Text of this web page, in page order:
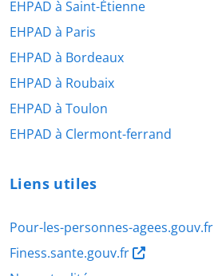
EHPAD à Saint-Étienne
EHPAD à Paris
EHPAD à Bordeaux
EHPAD à Roubaix
EHPAD à Toulon
EHPAD à Clermont-ferrand
Liens utiles
Pour-les-personnes-agees.gouv.fr
Finess.sante.gouv.fr